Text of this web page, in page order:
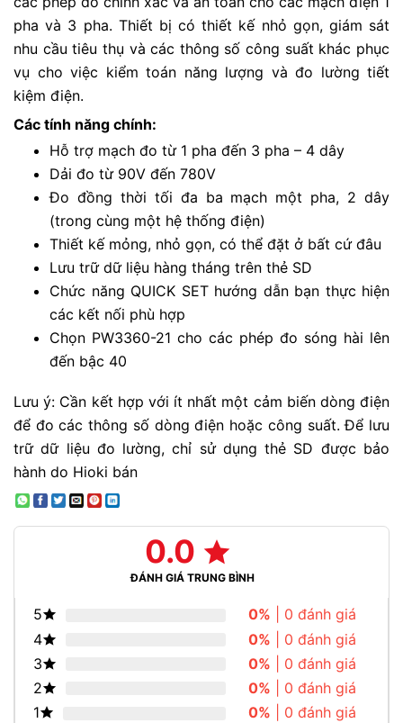
pha và 3 pha. Thiết bị có thiết kế nhỏ gọn, giám sát
nhu cầu tiêu thụ và các thông số công suất khác phục
vụ cho việc kiểm toán năng lượng và đo lường tiết
kiệm điện.
Các tính năng chính:
Hỗ trợ mạch đo từ 1 pha đến 3 pha – 4 dây
Dải đo từ 90V đến 780V
Đo đồng thời tối đa ba mạch một pha, 2 dây
(trong cùng một hệ thống điện)
Thiết kế mỏng, nhỏ gọn, có thể đặt ở bất cứ đâu
Lưu trữ dữ liệu hàng tháng trên thẻ SD
Chức năng QUICK SET hướng dẫn bạn thực hiện
các kết nối phù hợp
Chọn PW3360-21 cho các phép đo sóng hài lên
đến bậc 40
Lưu ý: Cần kết hợp với ít nhất một cảm biến dòng điện
để đo các thông số dòng điện hoặc công suất. Để lưu
trữ dữ liệu đo lường, chỉ sử dụng thẻ SD được bảo
hành do Hioki bán
0.0
ĐÁNH GIÁ TRUNG BÌNH
5 0% | 0 đánh giá
4
0% | 0 đánh giá
3
0% | 0 đánh giá
2
0% | 0 đánh giá
1
0% | 0 đánh giá